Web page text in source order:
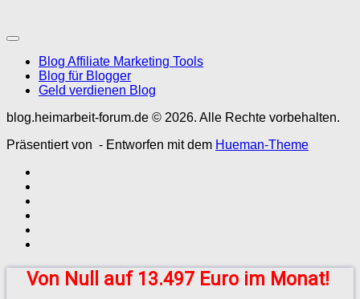
Blog Affiliate Marketing Tools
Blog für Blogger
Geld verdienen Blog
blog.heimarbeit-forum.de © 2026. Alle Rechte vorbehalten.
Präsentiert von - Entworfen mit dem Hueman-Theme
Von Null auf 13.497 Euro im Monat!